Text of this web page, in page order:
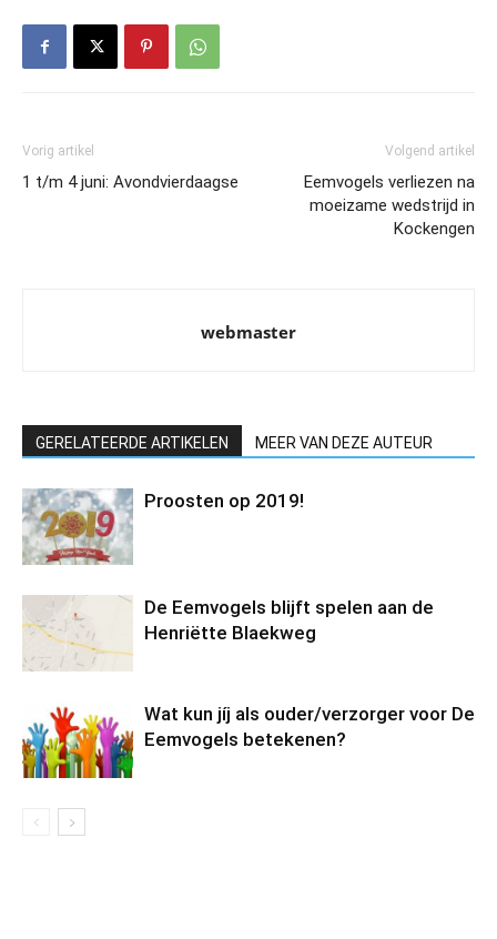
Vorig artikel
1 t/m 4 juni: Avondvierdaagse
Volgend artikel
Eemvogels verliezen na
moeizame wedstrijd in
Kockengen
webmaster
GERELATEERDE ARTIKELEN MEER VAN DEZE AUTEUR
Proosten op 2019!
De Eemvogels blijft spelen aan de
Henriëtte Blaekweg
Wat kun jíj als ouder/verzorger voor De
Eemvogels betekenen?